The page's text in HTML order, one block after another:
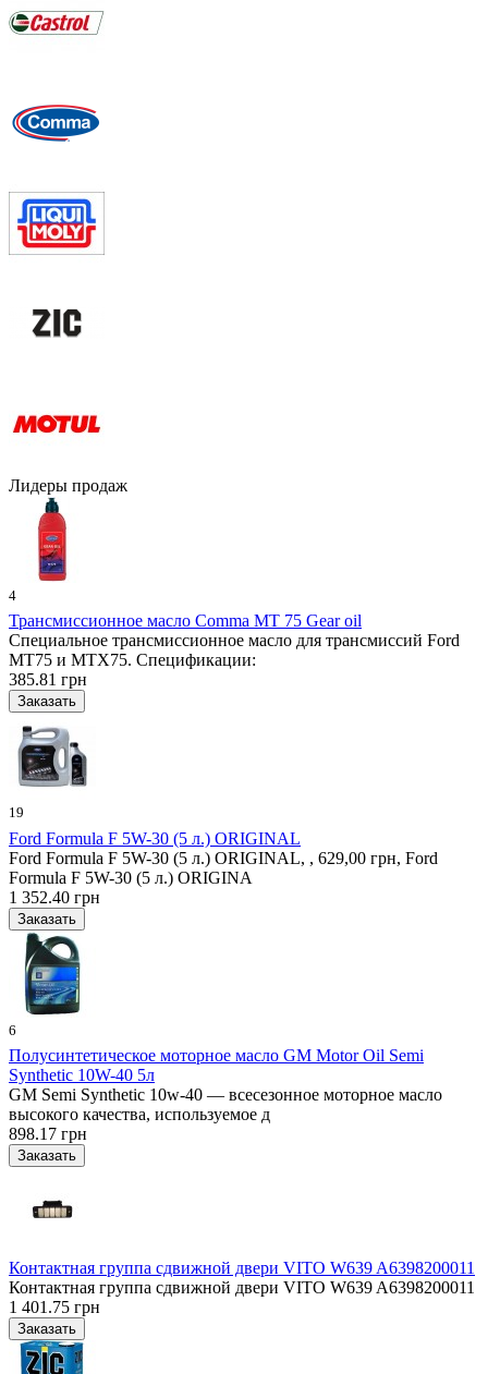
Лидеры продаж
4
Трансмиссионное масло Comma MT 75 Gear oil
Специальное трансмиссионное масло для трансмиссий Ford
MT75 и MTX75. Спецификации:
385.81 грн
19
Ford Formula F 5W-30 (5 л.) ORIGINAL
Ford Formula F 5W-30 (5 л.) ORIGINAL, , 629,00 грн, Ford
Formula F 5W-30 (5 л.) ORIGINA
1 352.40 грн
6
Полусинтетическое моторное масло GM Motor Oil Semi
Synthetic 10W-40 5л
GM Semi Synthetic 10w-40 — всесезонное моторное масло
высокого качества, используемое д
898.17 грн
Контактная группа сдвижной двери VITO W639 A6398200011
Контактная группа сдвижной двери VITO W639 A6398200011
1 401.75 грн